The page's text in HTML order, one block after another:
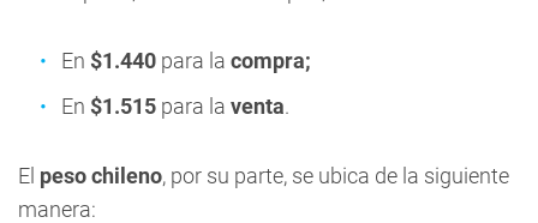
En $1.440 para la compra;
En $1.515 para la venta.
El peso chileno, por su parte, se ubica de la siguiente
manera: